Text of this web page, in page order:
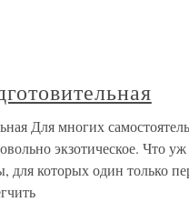
Для многих
экзотическое. Что
для которых один только